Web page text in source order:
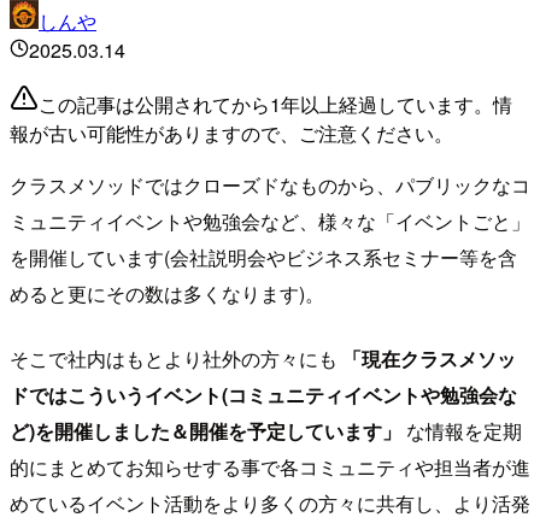
しんや
2025.03.14
この記事は公開されてから1年以上経過しています。情
報が古い可能性がありますので、ご注意ください。
クラスメソッドではクローズドなものから、パブリックなコ
ミュニティイベントや勉強会など、様々な「イベントごと」
を開催しています(会社説明会やビジネス系セミナー等を含
めると更にその数は多くなります)。
そこで社内はもとより社外の方々にも
「現在クラスメソッ
ドではこういうイベント(コミュニティイベントや勉強会な
ど)を開催しました＆開催を予定しています」 な情報を定期
的にまとめてお知らせする事で各コミュニティや担当者が進
めているイベント活動をより多くの方々に共有し、より活発